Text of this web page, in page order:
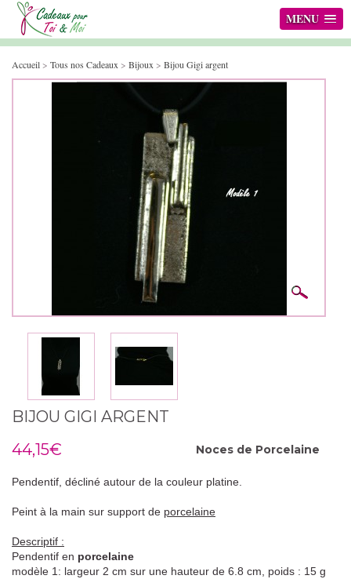
MENU
Accueil> Tous nos Cadeaux> Bijoux> Bijou Gigi argent
BIJOU GIGI ARGENT
44,15€
Noces de Porcelaine
Pendentif, décliné autour de la couleur platine.
Peint à la main sur support de porcelaine
Descriptif :
Pendentif en porcelaine
modèle 1: largeur 2 cm sur une hauteur de 6.8 cm, poids : 15 g